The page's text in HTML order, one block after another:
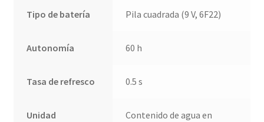
Tipo de batería Pila cuadrada (9 V, 6F22)
Autonomía 60 h
Tasa de refresco 0.5 s
Unidad
Contenido de agua en